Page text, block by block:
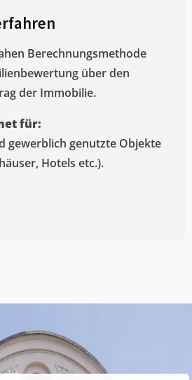
Berechnungsmethode
über den
der Immobilie.
für:
gewerblich genutzte Objekte
Hotels etc.).